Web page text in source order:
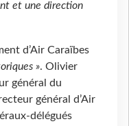
et une direction
d’Air Caraïbes
». Olivier
général du
général d’Air
délégués